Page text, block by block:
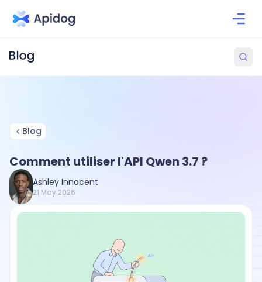
Blog
Comment utiliser l'API Qwen 3.7 ?
Ashley Innocent
21 May 2026